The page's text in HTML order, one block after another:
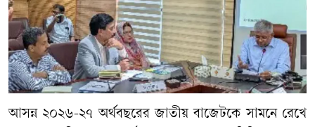
আসন্ন ২০২৬-২৭ অর্থবছরের জাতীয় বাজেটকে সামনে রেখে